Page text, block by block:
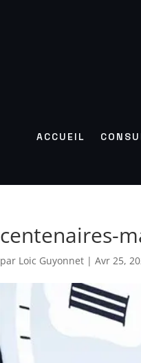
ACCUEIL
centenaires-
par Loic Guyonnet |Avr 25,